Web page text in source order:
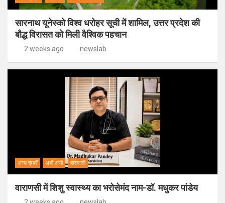
सारनाथ यूनेस्को विश्व धरोहर सूची में शामिल, उत्तर प्रदेश की
बौद्ध विरासत को मिली वैश्विक पहचान
2 weeks ago newslab
अन्य ख़बरें अभी अभी वाराणसी
वाराणसी में शिशु स्वास्थ्य का भरोसेमंद नाम-डॉ. मधुकर पांडेय